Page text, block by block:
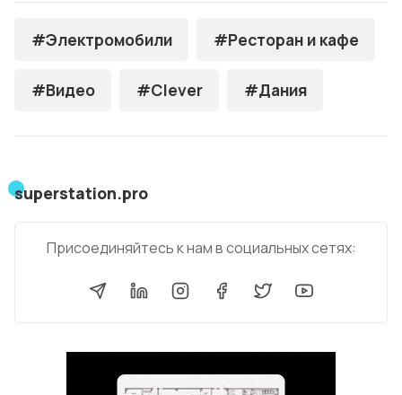
#Электромобили #Ресторан и кафе
#Видео #Clever #Дания
superstation.pro
Присоединяйтесь к нам в социальных сетях: